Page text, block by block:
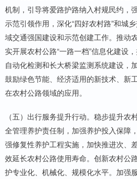
机制，引导将爱路护路纳入村规民约，
示范引领作用，深化“四好农村路”和城
域交通强国建设和示范创建工作。推动
实开展农村公路“一路一档”信息化建设
自动化检测和长大桥梁监测系统建设，
鼓励绿色节能、经济适用的新技术、新
在农村公路领域的应用。
（五）出行服务提升行动。稳步提升农
全管理养护责任制，加强养护投入保障
强修复性养护工程实施，加快推进次、
效延长农村公路使用寿命。创新农村公
护专业化、机械化、规模化水平。加强